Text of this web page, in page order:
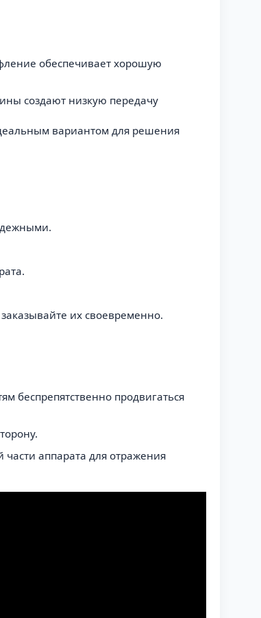
обеспечивает хорошую
создают низкую передачу
вариантом для решения
их своевременно.
беспрепятственно продвигаться
аппарата для отражения